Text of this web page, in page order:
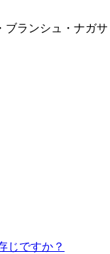
ランシュ・ナガサ